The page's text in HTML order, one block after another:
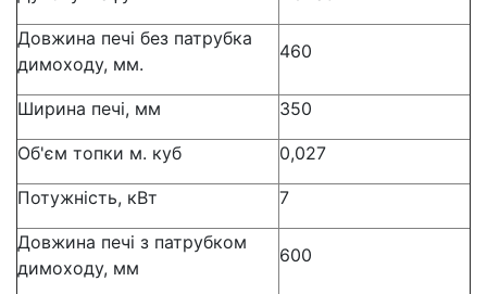
Довжина печі без патрубка
димоходу, мм.
460
Ширина печі, мм 350
Об'єм топки м. куб 0,027
Потужність, кВт 7
Довжина печі з патрубком
димоходу, мм
600